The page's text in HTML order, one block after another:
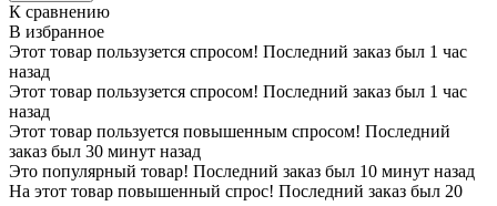
К сравнению
В избранное
Этот товар пользузется спросом! Последний заказ был 1 час
назад
Этот товар пользузется спросом! Последний заказ был 1 час
назад
Этот товар пользуется повышенным спросом! Последний
заказ был 30 минут назад
Это популярный товар! Последний заказ был 10 минут назад
На этот товар повышенный спрос! Последний заказ был 20